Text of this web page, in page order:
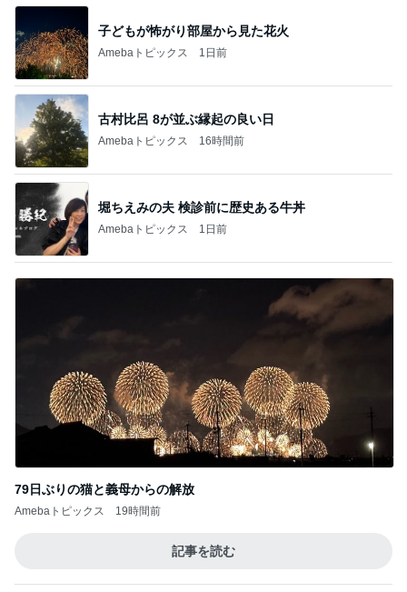
子どもが怖がり部屋から見た花火
Amebaトピックス 1日前
古村比呂 8が並ぶ縁起の良い日
Amebaトピックス 16時間前
堀ちえみの夫 検診前に歴史ある牛丼
Amebaトピックス 1日前
79日ぶりの猫と義母からの解放
Amebaトピックス 19時間前
記事を読む